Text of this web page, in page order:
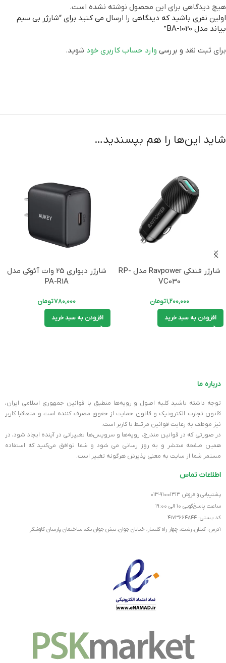
هیچ دیدگاهی برای این محصول نوشته نشده است.
اولین نفری باشید که دیدگاهی را ارسال می کنید برای “شارژر بی سیم
بیاند مدل BA-1020”
برای ثبت نقد و بررسی وارد حساب کاربری خود شوید.
شاید این‌ها را هم بپسندید…
شارژر فندکی Ravpower مدل RP-
VC030
۱,۲۰۰,۰۰۰تومان
افزودن به سبد خرید
شارژر دیواری 25 وات آئوکی مدل
PA-R1A
۷۸۰,۰۰۰تومان
افزودن به سبد خرید
درباره ما
توجه داشته باشید کلیه اصول و رویه‏‌ها منطبق با قوانین جمهوری اسلامی ایران،
قانون تجارت الکترونیک و قانون حمایت از حقوق مصرف کننده است و متعاقبا کاربر
نیز موظف به رعایت قوانین مرتبط با کاربر است.
در صورتی که در قوانین مندرج، رویه‏‌ها و سرویس‏‌ها تغییراتی در آینده ایجاد شود، در
همین صفحه منتشر و به روز رسانی می شود و شما توافق می‏‌کنید که استفاده
مستمر شما از سایت به معنی پذیرش هرگونه تغییر است.
اطلاعات تماس
پشتیبانی و فروش ۹۱۰۰۱۳۱۳-۰۱۳
ساعت پاسخ‌گویی ۱۰ الی ۱۹:۰۰
کد پستی: ۴۱۷۳۶۶۴۸۴۴
آدرس: گیلان، رشت، چهار راه گلسار، خیابان جوان، نبش جوان یک، ساختمان پارسان کاوشگر